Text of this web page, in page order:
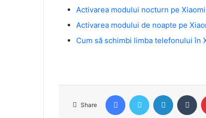
Activarea modului nocturn pe Xiaomi
Activarea modului de noapte pe
Cum să schimbi limba telefonului în
Share
FacebookTwitter LinkedIn